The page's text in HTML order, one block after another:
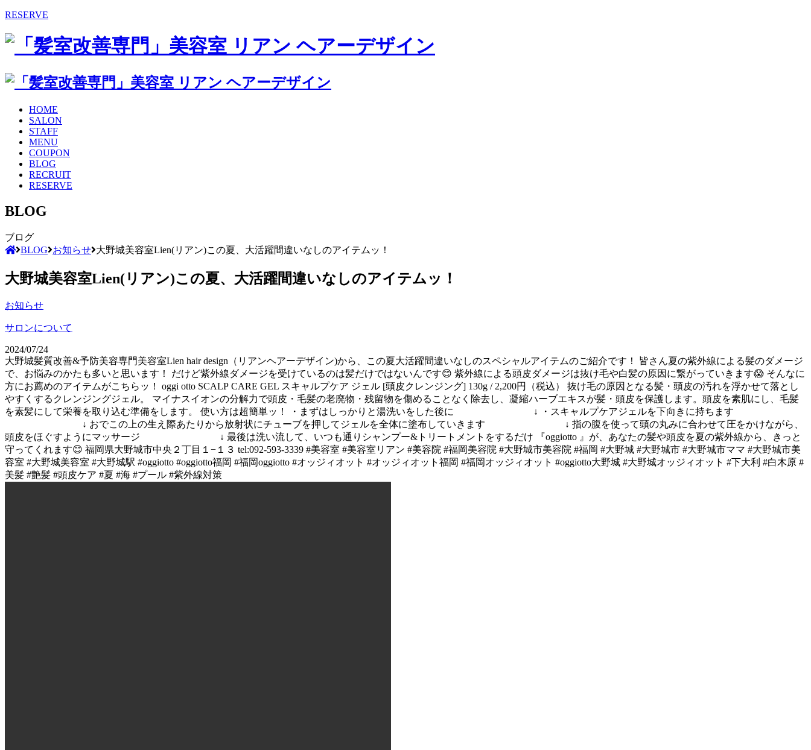
RESERVE
HOME
SALON
STAFF
MENU
COUPON
BLOG
RECRUIT
RESERVE
BLOG
ブログ
BLOG お知らせ 大野城美容室Lien(リアン)この夏、大活躍間違いなしのアイテムッ！
大野城美容室Lien(リアン)この夏、大活躍間違いなしのアイテムッ！
お知らせ
サロンについて
2024/07/24
大野城髪質改善&予防美容専門美容室Lien hair design（リアンヘアーデザイン)から、この夏大活躍間違いなしのスペシャルアイテムのご紹介です！ 皆さん夏の紫外線による髪のダメージ
で、お悩みのかたも多いと思います！ だけど紫外線ダメージを受けているのは髪だけではないんです😊 紫外線による頭皮ダメージは抜け毛や白髪の原因に繋がっていきます😱 そんなに
方にお薦めのアイテムがこちらッ！ oggi otto SCALP CARE GEL スキャルプケア ジェル [頭皮クレンジング] 130g / 2,200円（税込） 抜け毛の原因となる髪・頭皮の汚れを浮かせて落とし
やすくするクレンジングジェル。 マイナスイオンの分解力で頭皮・毛髪の老廃物・残留物を傷めることなく除去し、凝縮ハーブエキスが髪・頭皮を保護します。頭皮を素肌にし、毛髪
を素髪にして栄養を取り込む準備をします。 使い方は超簡単ッ！ ・まずはしっかりと湯洗いをした後に ↓ ・スキャルプケアジェルを下向きに持ちます
↓ おでこの上の生え際あたりから放射状にチューブを押してジェルを全体に塗布していきます ↓ 指の腹を使って頭の丸みに合わせて圧をかけながら、
頭皮をほぐすようにマッサージ ↓ 最後は洗い流して、いつも通りシャンプー&トリートメントをするだけ 『oggiotto 』が、あなたの髪や頭皮を夏の紫外線から、きっと
守ってくれます😊 福岡県大野城市中央２丁目１−１３ tel:092-593-3339 #美容室 #美容室リアン #美容院 #福岡美容院 #大野城市美容院 #福岡 #大野城 #大野城市 #大野城市ママ #大野城市美
容室 #大野城美容室 #大野城駅 #oggiotto #oggiotto福岡 #福岡oggiotto #オッジィオット #オッジィオット福岡 #福岡オッジィオット #oggiotto大野城 #大野城オッジィオット #下大利 #白木原 #
美髪 #艶髪 #頭皮ケア #夏 #海 #プール #紫外線対策